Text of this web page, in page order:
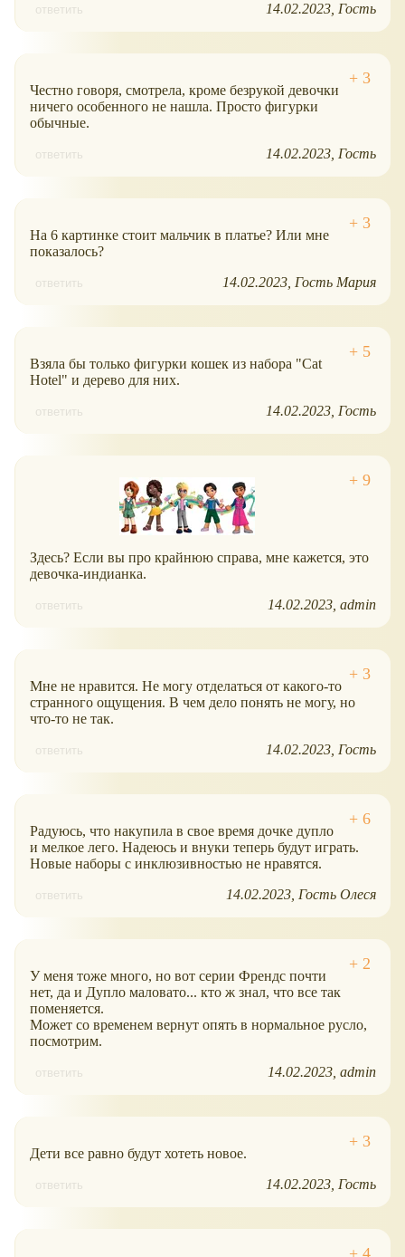
ответить 14.02.2023 Гость
Честно говоря, смотрела, кроме безрукой девочки
ничего особенного не нашла. Просто фигурки
обычные.
ответить 14.02.2023 Гость
На 6 картинке стоит мальчик в платье? Или мне
показалось?
ответить 14.02.2023 Гость Мария
Взяла бы только фигурки кошек из набора "Cat
Hotel" и дерево для них.
ответить 14.02.2023 Гость
Здесь? Если вы про крайнюю справа, мне кажется, это
девочка-индианка.
ответить 14.02.2023 admin
Мне не нравится. Не могу отделаться от какого-то
странного ощущения. В чем дело понять не могу, но
что-то не так.
ответить 14.02.2023 Гость
Радуюсь, что накупила в свое время дочке дупло
и мелкое лего. Надеюсь и внуки теперь будут играть.
Новые наборы с инклюзивностью не нравятся.
ответить 14.02.2023 Гость Олеся
У меня тоже много, но вот серии Френдс почти
нет, да и Дупло маловато... кто ж знал, что все так
поменяется.
Может со временем вернут опять в нормальное русло,
посмотрим.
ответить 14.02.2023 admin
Дети все равно будут хотеть новое.
ответить 14.02.2023 Гость